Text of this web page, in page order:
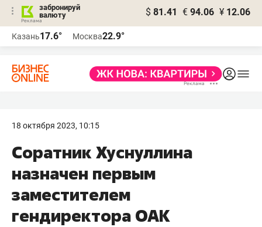
забронируй
валюту
$ 81.41 € 94.06 ¥ 12.06
Казань17.6° Москва22.9°
18 октября 2023, 10:15
Соратник Хуснуллина
назначен первым
заместителем
гендиректора ОАК